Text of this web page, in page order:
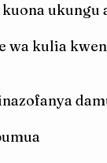
ukungu
wa kulia